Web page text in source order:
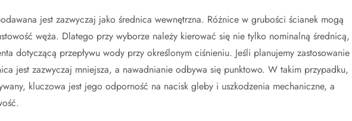
jest zazwyczaj jako średnica wewnętrzna. Różnice w grubości ścianek mogą
węża. Dlatego przy wyborze należy kierować się nie tylko nominalną średnicą,
dotyczącą przepływu wody przy określonym ciśnieniu. Jeśli planujemy zastosowanie
jest zazwyczaj mniejsza, a nawadnianie odbywa się punktowo. W takim przypadku,
kluczowa jest jego odporność na nacisk gleby i uszkodzenia mechaniczne, a